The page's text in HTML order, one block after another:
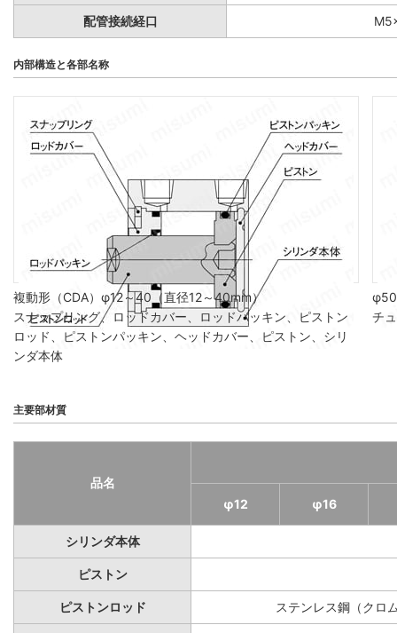
配管接続経口
内部構造と各部名称
複動形（CDA）φ12～40（直径12～40mm）
スナップリング、ロッドカバー、ロッドパッキン、ピストン
ロッド、ピストンパッキン、ヘッドカバー、ピストン、シリ
ンダ本体
φ50
チ
主要部材質
品名
φ12
φ16
シリンダ本体
ピストン
ピストンロッド ステンレス鋼（クロ